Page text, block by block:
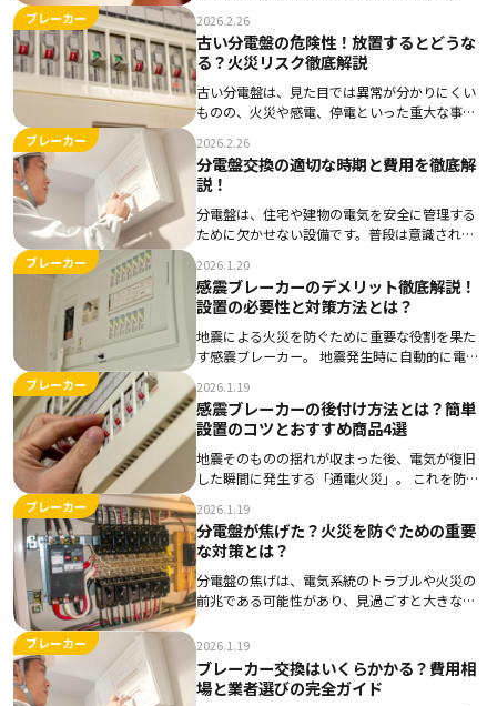
りやすいトラブルです。気づかずに通電を続け
ると、ブレーカーが落ちるだけでなく感電や火
災につなが […]
ブレーカー 2026.2.26
古い分電盤の危険性！放置するとどうな
る？火災リスク徹底解説
古い分電盤は、見た目では異常が分かりにくい
ものの、火災や感電、停電といった重大な事故
部劣化や、現在の電力使用環境との不一致は、
住まいの安全性や快適性を損なう要因になり得
ます。 本 […]
ブレーカー 2026.2.26
分電盤交換の適切な時期と費用を徹底解
説！
分電盤は、住宅や建物の電気を安全に管理する
ために欠かせない設備です。普段は意識されに
により、不具合や事故のリスクが高まることが
あります。 本記事では、分電盤の基本的な役割
から交換 […]
ブレーカー 2026.1.20
感震ブレーカーのデメリット徹底解説！
設置の必要性と対策方法とは？
地震による火災を防ぐために重要な役割を果た
す感震ブレーカー。 地震発生時に自動的に電気
の装置は、特に地震多発地域である日本におい
て、家庭や施設に必須の設備となっています。
過去の […]
ブレーカー 2026.1.19
感震ブレーカーの後付け方法とは？簡単
設置のコツとおすすめ商品4選
地震そのものの揺れが収まった後、電気が復旧
した瞬間に発生する「通電火災」。 これを防ぐ
築時に設置するものと思われがちですが、実は
既存の住宅にも後付けが可能です。 しかし、一
言で […]
ブレーカー 2026.1.19
分電盤が焦げた？火災を防ぐための重要
な対策とは？
分電盤の焦げは、電気系統のトラブルや火災の
前兆である可能性があり、見過ごすと大きな危
険につながることがあります。 焦げが発生する
原因としては過負荷や接触不良、部品の劣化が
挙げられますが、これらを放置すると火災のリ
スクが高 […]
ブレーカー 2026.1.19
ブレーカー交換はいくらかかる？費用相
場と業者選びの完全ガイド